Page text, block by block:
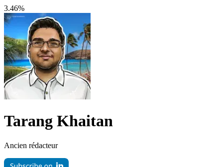
3.46%
Tarang Khaitan
Ancien rédacteur